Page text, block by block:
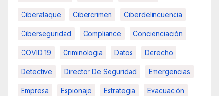
Ciberataque Cibercrimen Ciberdelincuencia
Ciberseguridad Compliance Concienciación
COVID 19 Criminologia Datos Derecho
Detective Director De Seguridad Emergencias
Empresa Espionaje Estrategia Evacuación